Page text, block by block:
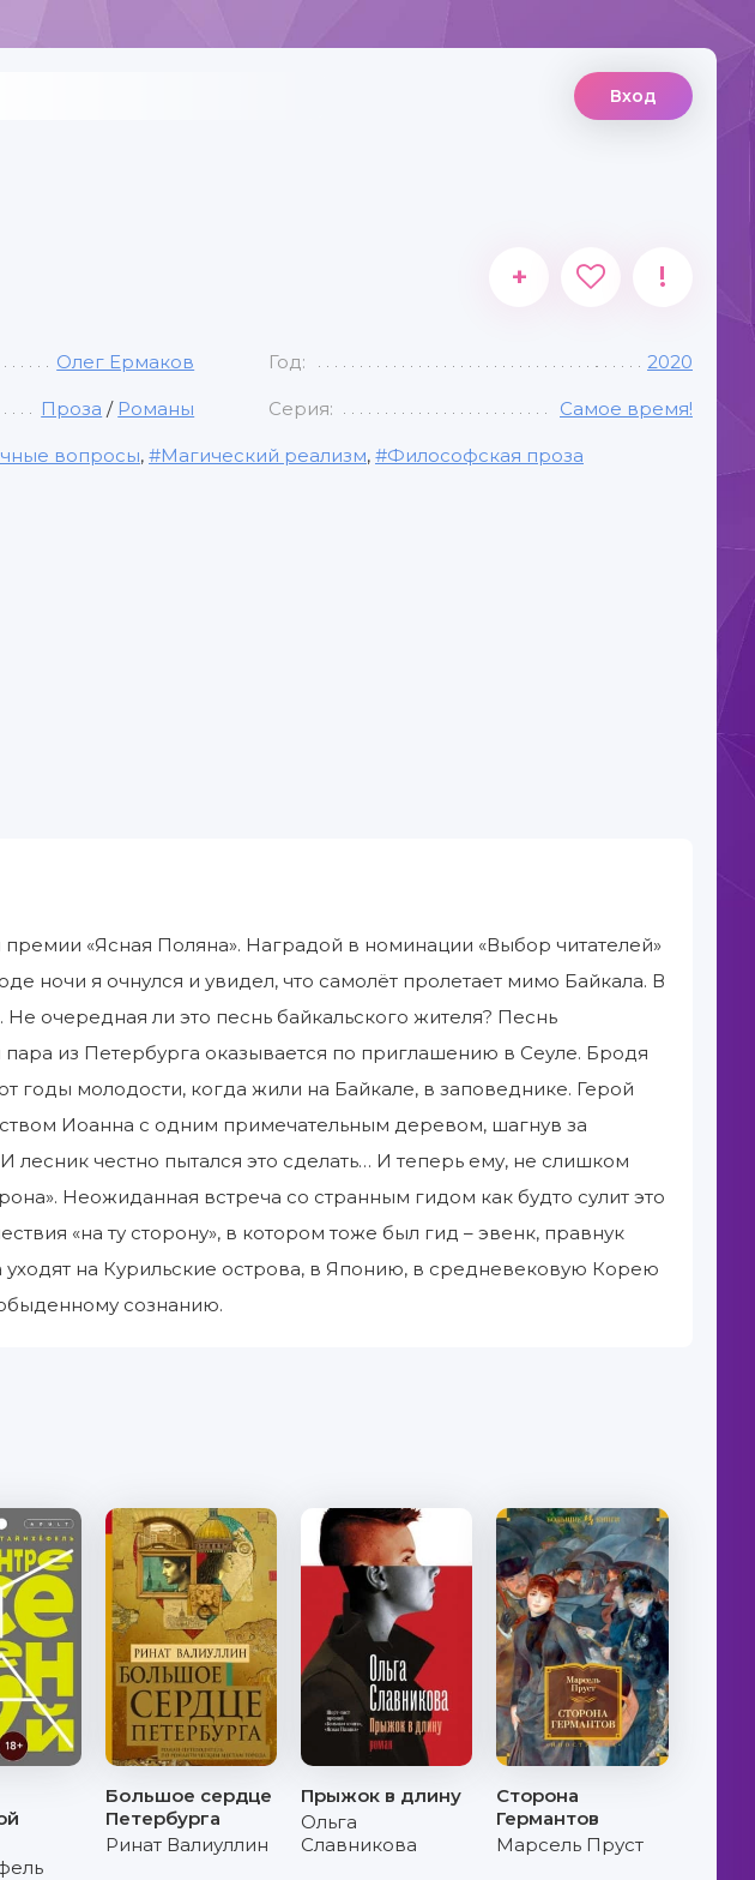
Вход
+ !
Олег Ермаков Год: 2020
Проза / Романы Серия: Самое время!
вопросы, Магический реализм, Философская проза
«Ясная Поляна». Наградой в номинации «Выбор читателей»
ночи я очнулся и увидел, что самолёт пролетает мимо Байкала. В
очередная ли это песнь байкальского жителя? Песнь
пара из Петербурга оказывается по приглашению в Сеуле. Бродя
годы молодости, когда жили на Байкале, в заповеднике. Герой
Иоанна с одним примечательным деревом, шагнув за
лесник честно пытался это сделать… И теперь ему, не слишком
Неожиданная встреча со странным гидом как будто сулит это
«на ту сторону», в котором тоже был гид – эвенк, правнук
на Курильские острова, в Японию, в средневековую Корею
сознанию.
Большое сердце
Петербурга
Ринат Валиуллин
Прыжок в длину
Ольга
Славникова
Сторона
Германтов
Марсель Пруст